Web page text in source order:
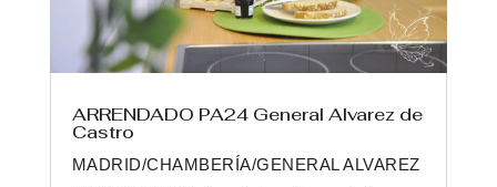
ARRENDADO PA24 General Alvarez de
Castro
MADRID/CHAMBERÍA/GENERAL ALVAREZ